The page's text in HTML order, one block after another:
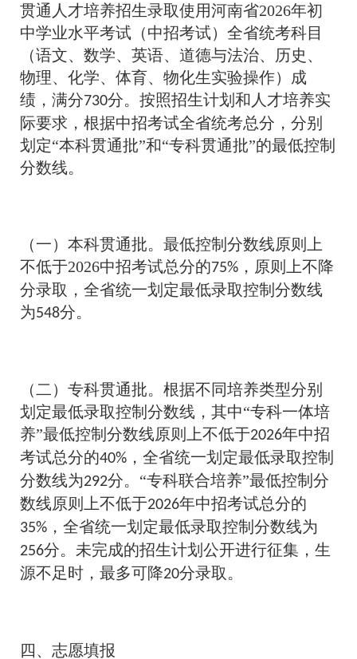
贯通人才培养招生录取使用河南省2026年初
中学业水平考试（中招考试）全省统考科目
（语文、数学、英语、道德与法治、历史、
物理、化学、体育、物化生实验操作）成
绩，满分730分。按照招生计划和人才培养实
际要求，根据中招考试全省统考总分，分别
划定“本科贯通批”和“专科贯通批”的最低控制
分数线。
（一）本科贯通批。最低控制分数线原则上
不低于2026中招考试总分的75% ，原则上不降
分录取，全省统一划定最低录取控制分数线
为548分。
（二）专科贯通批。根据不同培养类型分别
划定最低录取控制分数线，其中“专科一体培
养”最低控制分数线原则上不低于2026年中招
考试总分的40% ，全省统一划定最低录取控制
分数线为292分。“专科联合培养”最低控制分
数线原则上不低于2026年中招考试总分的
35% ，全省统一划定最低录取控制分数线为
256分。未完成的招生计划公开进行征集，生
源不足时，最多可降20分录取。
四、志愿填报